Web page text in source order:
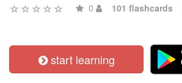
0 101 flashcards
start learning